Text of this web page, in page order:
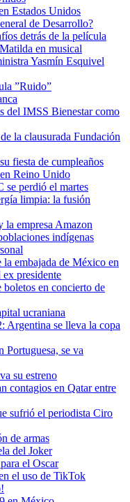
Estados Unidos
de Desarrollo?
detrás de la película
en musical
Yasmín Esquivel
”Ruido”
del IMSS Bienestar como
la clausurada Fundación
fiesta de cumpleaños
Reino Unido
se perdió el martes
limpia: la fusión
la empresa Amazon
indígenas
embajada de México en
presidente
en concierto de
ucraniana
Argentina se lleva la copa
Portuguesa, se va
su estreno
contagios en Qatar entre
sufrió el periodista Ciro
de armas
del Joker
el Oscar
el uso de TikTok